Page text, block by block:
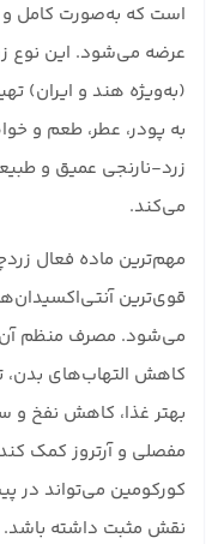
است که به‌صورت
عرضه می‌شود. این نوع
(به‌ویژه هند و ایران)
به پودر، عطر، طعم و
زرد-نارنجی عمیق و
می‌کند.
مهم‌ترین ماده فعال
قوی‌ترین
می‌شود. مصرف منظم آن
کاهش التهاب‌های
بهتر غذا، کاهش نفخ
مفصلی و آرتروز کمک
کورکومین می‌تواند در
نقش مثبت داشته باشد.